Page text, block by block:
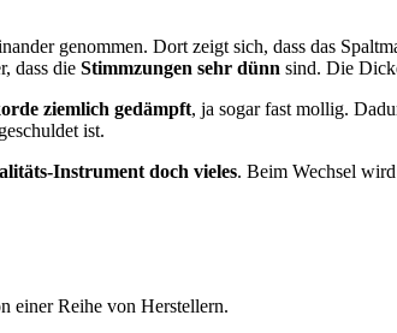
genommen. Dort zeigt sich, dass das
dass die Stimmzungen sehr dünn sind. Die
ziemlich gedämpft, ja sogar fast mollig.
ist.
Instrument doch vieles. Beim Wechsel
einer Reihe von Herstellern.